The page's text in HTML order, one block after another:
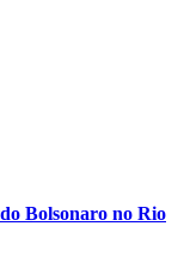
Bolsonaro no Rio